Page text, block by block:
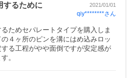
するために 2021/01/01
qiy********さん
ためセパレートタイプを購入しま
４ヶ所のピンを溝にはめ込みロッ
る工程がやや面倒ですが安定感が
。